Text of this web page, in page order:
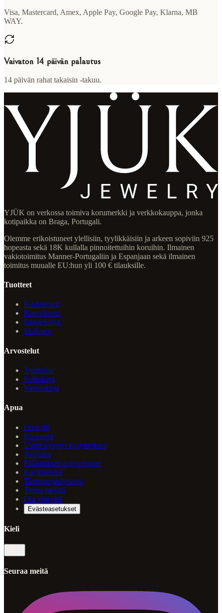
Visa, Mastercard, Amex, Apple Pay, Google Pay, Klarna, MB
WAY.
Vaivaton 14 päivän palautus
14 päivän rahat takaisin -takuu.
YJÜK on verkossa toimiva korumerkki ja verkkokauppa, jonka
kotipaikka on Braga, Portugali.
Olemme erikoistuneet ylellisiin, tyylikkäisiin ja arkeen sopiviin 925
hopeasta sekä 18K kullalla pinnoitettuihin koruihin. Ilmainen
vakiotoimitus Manner-Portugaliin ja Espanjaan sekä ilmainen
toimitus muualle EU:hun yli 100 € tilauksille.
Tuotteet
Kaulakorut
Korvakorut
Rannekorut
Mallistot
Arvostelut
Trustpilot
Kehukirja
Valituskirja
Apua
Oma tili
Kupongit
Usein kysytyt kysymykset
Toimitus
Palautukset ja hyvitykset
Käyttöehdot
Tietosuojakäytäntö
Tietoa meistä
Ota yhteyttä
Evästeasetukset
Kieli
Seuraa meitä